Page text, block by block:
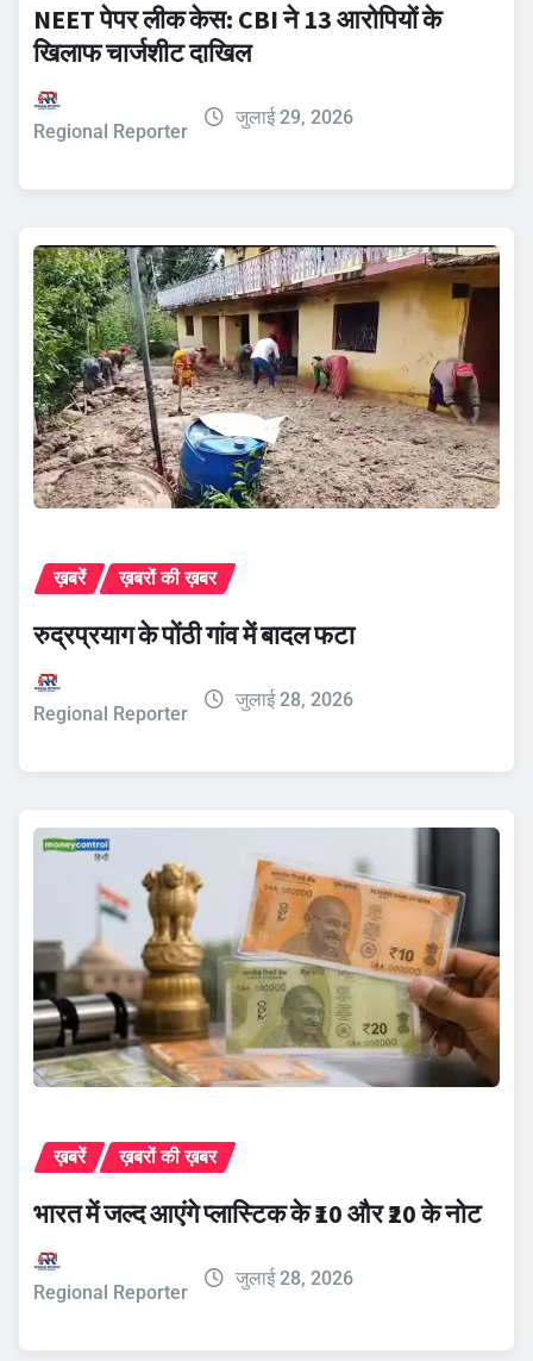
NEET पेपर लीक केस: CBI ने 13 आरोपियों के
खिलाफ चार्जशीट दाखिल
Regional Reporter
जुलाई 29, 2026
ख़बरें ख़बरों की ख़बर
रुद्रप्रयाग के पोंठी गांव में बादल फटा
Regional Reporter
जुलाई 28, 2026
ख़बरें ख़बरों की ख़बर
भारत में जल्द आएंगे प्लास्टिक के ₹10 और ₹20 के नोट
Regional Reporter
जुलाई 28, 2026